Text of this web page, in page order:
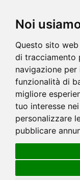
Noi
Questo sito
di tracciamento
navigazione
funzionalità di
migliore
tuo interesse
personalizzare
pubblicare